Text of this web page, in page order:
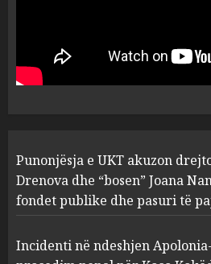
1
“bosen”
abuzim
pasuri të
2
Apolonia-
procedim
MARCH 27, 2025
Punonjësja e UKT akuzon
Drenova dhe “bosen” Joana
fondet publike dhe pasuri të
Incidenti në ndeshjen